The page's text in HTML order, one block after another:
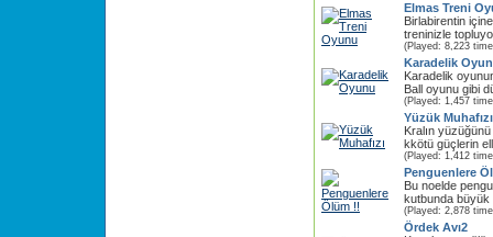
Elmas Treni
Birlabirentin
treninizle
(Played: 8,223
Karadelik
Karadelik
Ball oyunu gibi
(Played: 1,457
Yüzük Muhafızı
Kralın
kkötü güçlerin
(Played: 1,412
Penguenlere
Bu noelde
kutbunda büyük
(Played: 2,878
Ördek Avı2